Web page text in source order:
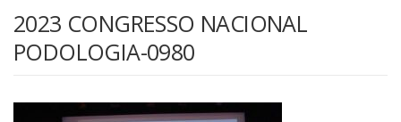
CONGRESSOS REVISTA CONTACTOS
2023 CONGRESSO NACIONAL
PODOLOGIA-0980